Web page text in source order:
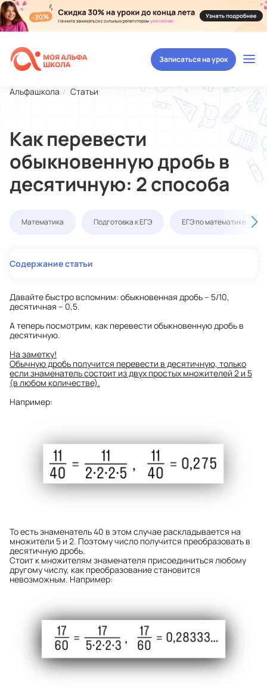
Записаться на урок
Альфашкола Статьи
Как перевести
обыкновенную дробь в
десятичную: 2 способа
Математика Подготовка к ЕГЭ ЕГЭ по математике
Содержание статьи
Давайте быстро вспомним: обыкновенная дробь – 5/10,
десятичная – 0,5.
А теперь посмотрим, как перевести обыкновенную дробь в
десятичную.
На заметку!
Обычную дробь получится перевести в десятичную, только
если знаменатель состоит из двух простых множителей 2 и 5
(в любом количестве).
Например:
То есть знаменатель 40 в этом случае раскладывается на
множители 5 и 2. Поэтому число получится преобразовать в
десятичную дробь.
Стоит к множителям знаменателя присоединиться любому
другому числу, как преобразование становится
невозможным. Например: